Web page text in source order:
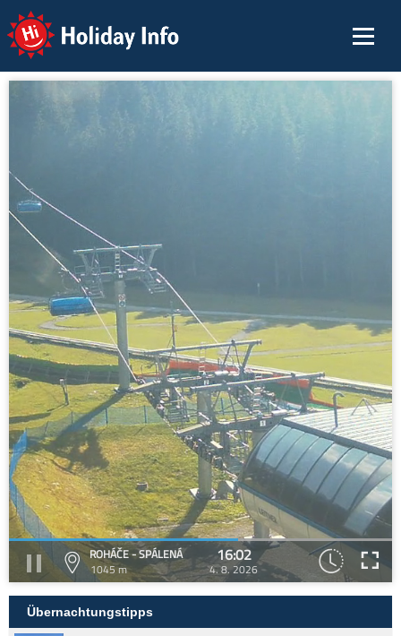
Holiday Info
ROHÁČE - SPÁLENÁ
1045 m
16:02
4. 8. 2026
Übernachtungstipps